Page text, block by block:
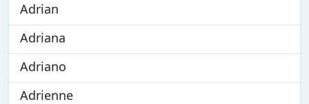
Adrian
Adriana
Adriano
Adrienne